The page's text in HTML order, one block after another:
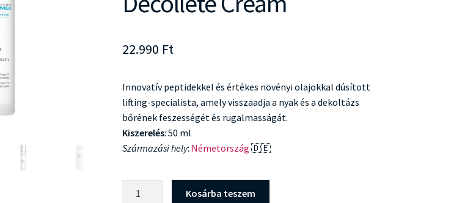
22.990 Ft
Innovatív peptidekkel és értékes növényi olajokkal dúsított
lifting-specialista, amely visszaadja a nyak és a dekoltázs
bőrének feszességét és rugalmasságát.
Kiszerelés: 50 ml
Származási hely: Németország 🇩🇪
Kosárba teszem